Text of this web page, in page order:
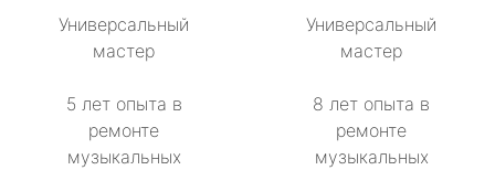
Универсальный
мастер
5 лет опыта в
ремонте
музыкальных
Универсальный
мастер
8 лет опыта в
ремонте
музыкальных